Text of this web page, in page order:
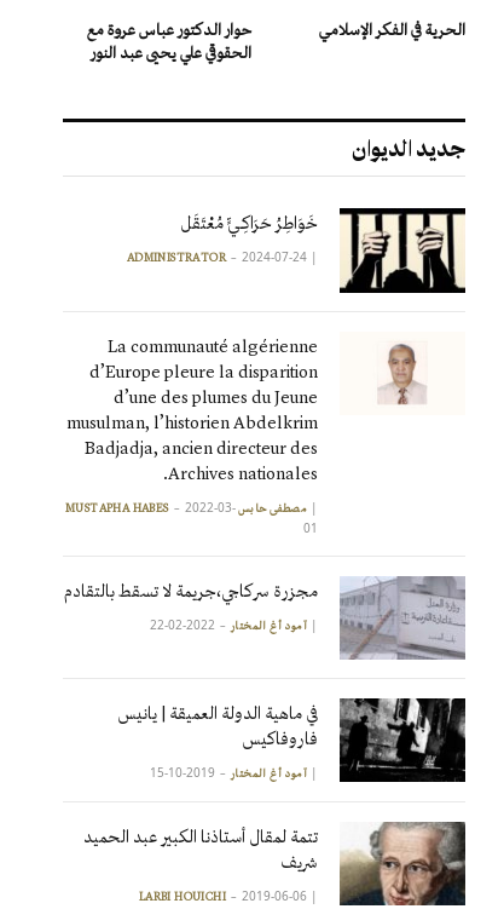
الحرية في الفكر الإسلامي
حوار الدكتور عباس عروة مع
الحقوقي علي يحيى عبد النور
جديد الديوان
خَوَاطِرُ حَرَاكِـيٍّ مُعْتَقَل
|
ADMINISTRATOR 2024-07-24
La communauté algérienne
d’Europe pleure la disparition
d’une des plumes du Jeune
musulman, l’historien Abdelkrim
Badjadja, ancien directeur des
Archives nationales.
| مصطفى حابس MUSTAPHA HABES2022-03-
01
مجزرة سركاجي،جريمة لا تسقط بالتقادم
| آمود أغ المختار 2022-02-22
في ماهية الدولة العميقة | يانيس
فاروفاكيس
| آمود أغ المختار 2019-10-15
تتمة لمقال أستاذنا الكبير عبد الحميد
شريف
|
LARBI HOUICHI 2019-06-06